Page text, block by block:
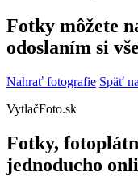
Fotky môžete
odoslaním si
Nahrať fotografie Späť
VytlačFoto.sk
Fotky,
jednoducho